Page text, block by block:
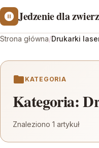
Jedzenie dla
Strona główna/Drukarki
KATEGORIA
Kategoria:
Znaleziono 1 artykuł